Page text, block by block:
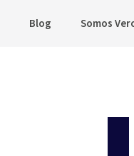
Blog Somos